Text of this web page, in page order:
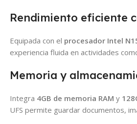
Rendimiento eficiente
Equipada con el procesador Intel
experiencia fluida en actividades
Memoria y
Integra 4GB de memoria RAM y
UFS permite guardar documentos,